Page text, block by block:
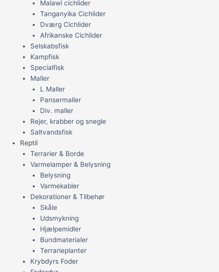
Malawi cichlider
Tanganyika Cichlider
Dværg Cichlider
Afrikanske Cichlider
Selskabsfisk
Kampfisk
Specialfisk
Maller
L Maller
Pansermaller
Div. maller
Rejer, krabber og snegle
Saltvandsfisk
Reptil
Terrarier & Borde
Varmelamper & Belysning
Belysning
Varmekabler
Dekorationer & Tilbehør
Skåle
Udsmykning
Hjælpemidler
Bundmaterialer
Terrarieplanter
Krybdyrs Foder